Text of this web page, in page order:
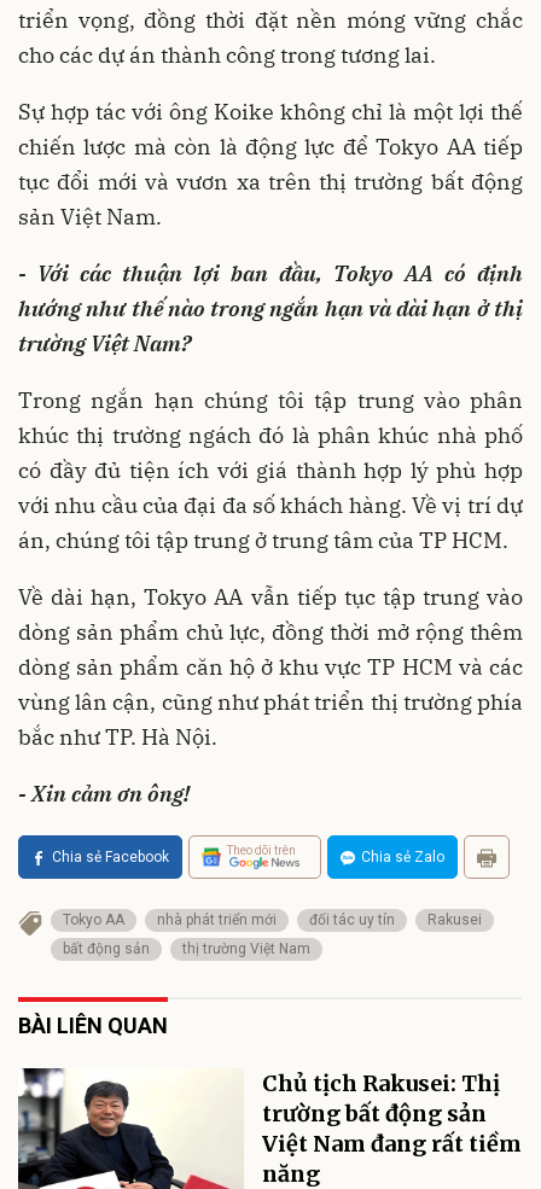
triển vọng, đồng thời đặt nền móng vững chắc
cho các dự án thành công trong tương lai.
Sự hợp tác với ông Koike không chỉ là một lợi thế
chiến lược mà còn là động lực để Tokyo AA tiếp
tục đổi mới và vươn xa trên thị trường bất động
sản Việt Nam.
- Với các thuận lợi ban đầu, Tokyo AA có định
hướng như thế nào trong ngắn hạn và dài hạn ở thị
trường Việt Nam?
Trong ngắn hạn chúng tôi tập trung vào phân
khúc thị trường ngách đó là phân khúc nhà phố
có đầy đủ tiện ích với giá thành hợp lý phù hợp
với nhu cầu của đại đa số khách hàng. Về vị trí dự
án, chúng tôi tập trung ở trung tâm của TP HCM.
Về dài hạn, Tokyo AA vẫn tiếp tục tập trung vào
dòng sản phẩm chủ lực, đồng thời mở rộng thêm
dòng sản phẩm căn hộ ở khu vực TP HCM và các
vùng lân cận, cũng như phát triển thị trường phía
bắc như TP. Hà Nội.
- Xin cảm ơn ông!
Chia sẻ Facebook Theo dõi trên Chia sẻ Zalo
Tokyo AA nhà phát triển mới đối tác uy tín
Rakusei
bất động sản
thị trường Việt Nam
BÀI LIÊN QUAN
Chủ tịch Rakusei: Thị
trường bất động sản
Việt Nam đang rất tiềm
năng